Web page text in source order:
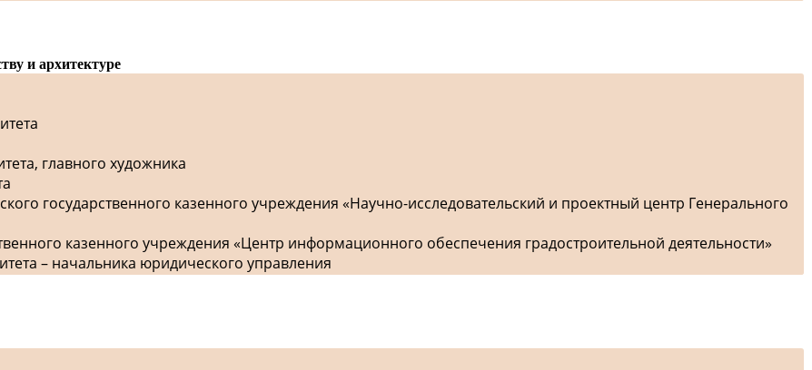
и архитектуре
главного художника
государственного казенного учреждения «Научно-исследовательский и проектный центр Генерального
казенного учреждения «Центр информационного обеспечения градостроительной деятельности»
– начальника юридического управления